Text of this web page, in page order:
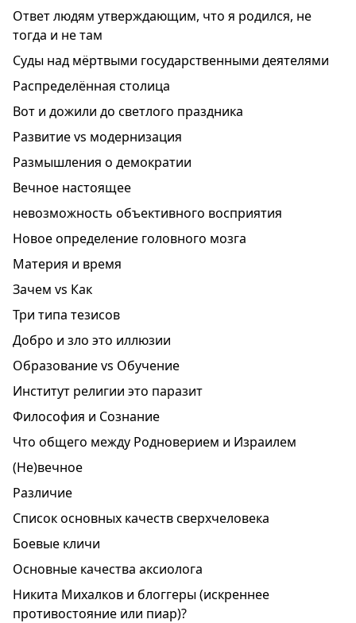
Ответ людям утверждающим, что я родился, не
тогда и не там
Суды над мёртвыми государственными деятелями
Распределённая столица
Вот и дожили до светлого праздника
Развитие vs модернизация
Размышления о демократии
Вечное настоящее
невозможность объективного восприятия
Новое определение головного мозга
Материя и время
Зачем vs Как
Три типа тезисов
Добро и зло это иллюзии
Образование vs Обучение
Институт религии это паразит
Философия и Сознание
Что общего между Родноверием и Израилем
(Не)вечное
Различие
Список основных качеств сверхчеловека
Боевые кличи
Основные качества аксиолога
Никита Михалков и блоггеры (искреннее
противостояние или пиар)?